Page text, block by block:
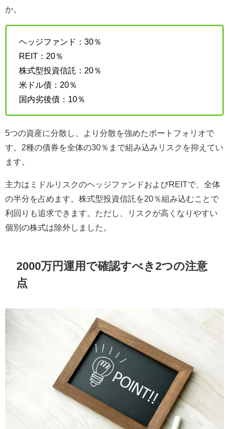
か。
ヘッジファンド：30％
REIT：20％
株式型投資信託：20％
米ドル債：20％
国内劣後債：10％
5つの資産に分散し、より分散を強めたポートフォリオで
す。2種の債券を全体の30％まで組み込みリスクを抑えてい
ます。
主力はミドルリスクのヘッジファンドおよびREITで、全体
の半分を占めます。株式型投資信託を20％組み込むことで
利回りも追求できます。ただし、リスクが高くなりやすい
個別の株式は除外しました。
2000万円運用で確認すべき2つの注意
点